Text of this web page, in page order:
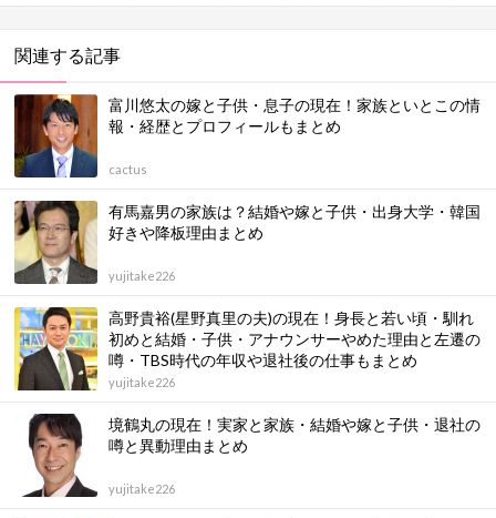
関連する記事
富川悠太の嫁と子供・息子の現在！家族といとこの情
報・経歴とプロフィールもまとめ
cactus
有馬嘉男の家族は？結婚や嫁と子供・出身大学・韓国
好きや降板理由まとめ
yujitake226
高野貴裕(星野真里の夫)の現在！身長と若い頃・馴れ
初めと結婚・子供・アナウンサーやめた理由と左遷の
噂・TBS時代の年収や退社後の仕事もまとめ
yujitake226
境鶴丸の現在！実家と家族・結婚や嫁と子供・退社の
噂と異動理由まとめ
yujitake226